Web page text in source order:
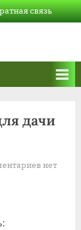
связь
дачи
кнет